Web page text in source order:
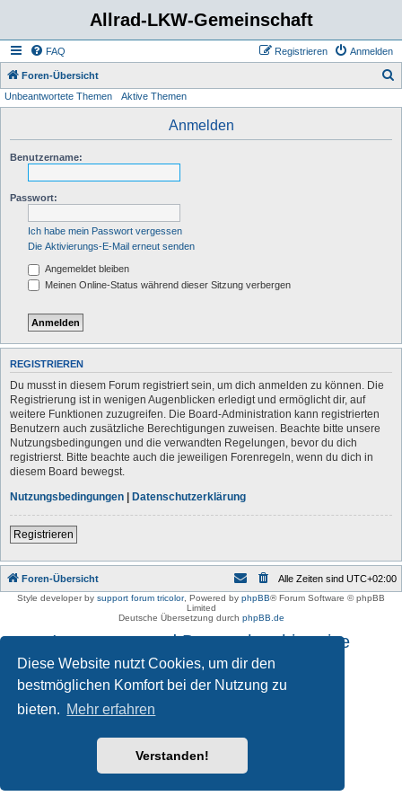
Diese Website nutzt Cookies, um dir den
bestmöglichen Komfort bei der Nutzung zu
bieten. Mehr erfahren
Verstanden!
Allrad-LKW-Gemeinschaft
FAQ Anmelden
Registrieren
Foren-Übersicht
Unbeantwortete Themen Aktive Themen
Anmelden
Benutzername:
Passwort:
Ich habe mein Passwort vergessen
Die Aktivierungs-E-Mail erneut senden
Angemeldet bleiben
Meinen Online-Status während dieser Sitzung verbergen
REGISTRIEREN
Du musst in diesem Forum registriert sein, um dich anmelden zu können. Die
Registrierung ist in wenigen Augenblicken erledigt und ermöglicht dir, auf
weitere Funktionen zuzugreifen. Die Board-Administration kann registrierten
Benutzern auch zusätzliche Berechtigungen zuweisen. Beachte bitte unsere
Nutzungsbedingungen und die verwandten Regelungen, bevor du dich
registrierst. Bitte beachte auch die jeweiligen Forenregeln, wenn du dich in
diesem Board bewegst.
Nutzungsbedingungen | Datenschutzerklärung
Registrieren
Foren-Übersicht Alle Zeiten sind UTC+02:00
Style developer by support forum tricolor, Powered by phpBB® Forum Software © phpBB
Limited
Deutsche Übersetzung durch phpBB.de
Impressum und Datenschutzhinweise